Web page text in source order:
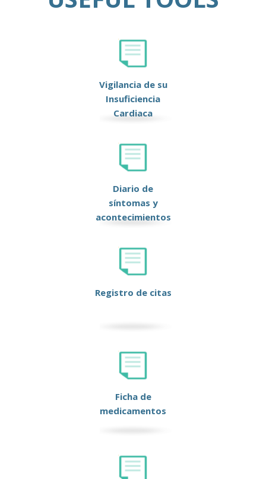
Vigilancia de su
Insuficiencia
Cardiaca
Diario de
síntomas y
acontecimientos
Registro de citas
Ficha de
medicamentos